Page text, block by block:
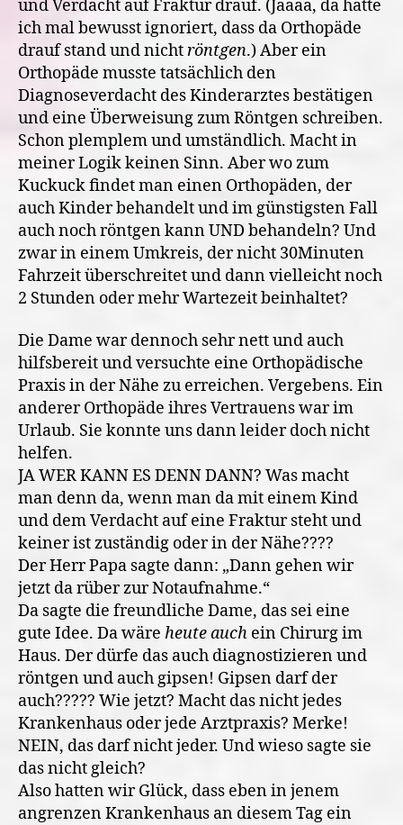
und Verdacht auf Fraktur drauf. (Jaaaa, da hatte
ich mal bewusst ignoriert, dass da Orthopäde
drauf stand und nichtröntgen.) Aber ein
Orthopäde musste tatsächlich den
Diagnoseverdacht des Kinderarztes bestätigen
und eine Überweisung zum Röntgen schreiben.
Schon plemplem und umständlich. Macht in
meiner Logik keinen Sinn. Aber wo zum
Kuckuck findet man einen Orthopäden, der
auch Kinder behandelt und im günstigsten Fall
auch noch röntgen kann UND behandeln? Und
zwar in einem Umkreis, der nicht 30Minuten
Fahrzeit überschreitet und dann vielleicht noch
2 Stunden oder mehr Wartezeit beinhaltet?
Die Dame war dennoch sehr nett und auch
hilfsbereit und versuchte eine Orthopädische
Praxis in der Nähe zu erreichen. Vergebens. Ein
anderer Orthopäde ihres Vertrauens war im
Urlaub. Sie konnte uns dann leider doch nicht
helfen.
JA WER KANN ES DENN DANN? Was macht
man denn da, wenn man da mit einem Kind
und dem Verdacht auf eine Fraktur steht und
keiner ist zuständig oder in der Nähe????
Der Herr Papa sagte dann: „Dann gehen wir
jetzt da rüber zur Notaufnahme.“
Da sagte die freundliche Dame, das sei eine
gute Idee. Da wäre heute auch ein Chirurg im
Haus. Der dürfe das auch diagnostizieren und
röntgen und auch gipsen! Gipsen darf der
auch????? Wie jetzt? Macht das nicht jedes
Krankenhaus oder jede Arztpraxis? Merke!
NEIN, das darf nicht jeder. Und wieso sagte sie
das nicht gleich?
Also hatten wir Glück, dass eben in jenem
angrenzen Krankenhaus an diesem Tag ein